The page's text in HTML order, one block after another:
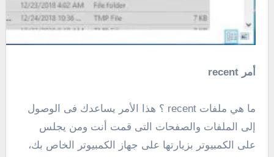
أمر recent
ما هي ملفات recent ؟ هذا الأمر يساعدك فى الوصول
إلى الملفات والصفحات التى قمت أنت ومن يجلس
على الكمبيوتر بزيارتها على جهاز الكمبيوتر الخاص بك،